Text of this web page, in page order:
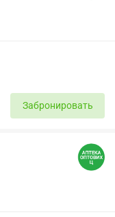
Забронировать